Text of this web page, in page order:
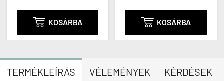
 KOSÁRBA  KOSÁRBA
TERMÉKLEÍRÁS VÉLEMÉNYEK KÉRDÉSEK